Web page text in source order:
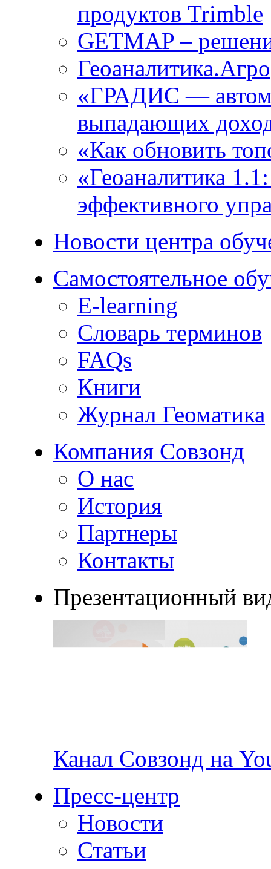
продуктов Trimble
GETMAP –
Геоаналитика.Агро
«ГРАДИС ―
выпадающих
«Как обновить
«Геоаналитика
эффективного
Новости центра
Самостоятельное
E-learning
Словарь терминов
FAQs
Книги
Журнал Геоматика
Компания Совзонд
О нас
История
Партнеры
Контакты
Презентационный
Канал Совзонд на
Пресс-центр
Новости
Статьи